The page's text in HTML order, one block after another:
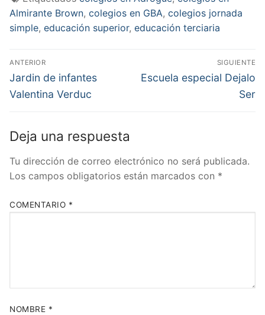
Almirante Brown, colegios en GBA, colegios jornada
simple, educación superior, educación terciaria
Navegación
de
entradas
ANTERIOR
Entrada
anterior:
Jardin de infantes
Valentina Verduc
SIGUIENTE
Entrada
Escuela especial Dejalo
Ser
Deja una respuesta
Tu dirección de correo electrónico no será publicada.
Los campos obligatorios están marcados con *
COMENTARIO *
NOMBRE *